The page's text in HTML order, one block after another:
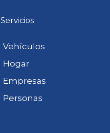
Servicios
Vehículos
Hogar
Empresas
Personas